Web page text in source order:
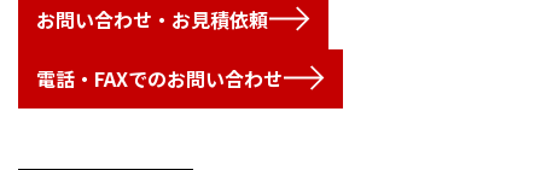
お問い合わせ・お見積依頼
電話・FAXでのお問い合わせ